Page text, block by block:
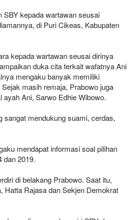
SBY kepada wartawan seusai
di Puri Cikeas, Kabupaten
kepada wartawan seusai dirinya
duka cita terkait wafatnya Ani
mengaku banyak memiliki
masih remaja, Prabowo juga
ayah Ani, Sarwo Edhie Wibowo.
sangat mendukung suami, cerdas,
mendapat informasi soal pilihan
dan 2019.
di belakang Prabowo. Saat itu,
Hatta Rajasa dan Sekjen Demokrat